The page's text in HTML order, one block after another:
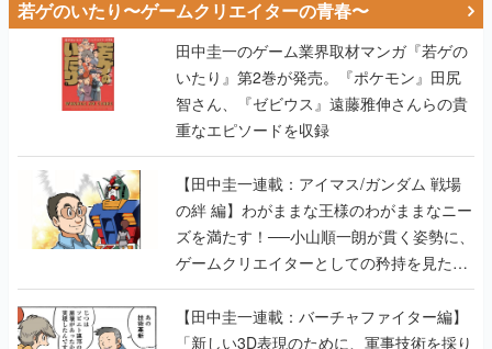
若ゲのいたり〜ゲームクリエイターの青春〜
田中圭一のゲーム業界取材マンガ『若ゲの
いたり』第2巻が発売。『ポケモン』田尻
智さん、『ゼビウス』遠藤雅伸さんらの貴
重なエピソードを収録
【田中圭一連載：アイマス/ガンダム 戦場
の絆 編】わがままな王様のわがままなニー
ズを満たす！──小山順一朗が貫く姿勢に、
ゲームクリエイターとしての矜持を見た
【若ゲのいたり最終回】
【田中圭一連載：バーチャファイター編】
「新しい3D表現のために、軍事技術を採り